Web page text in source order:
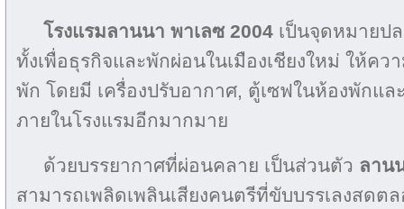
โรงแรมลานนา พาเลซ 2004 เป็นจุดหมายป
ทั้งเพื่อธุรกิจและพักผ่อนในเมืองเชียงใหม่ ให้คว
พัก โดยมี เครื่องปรับอากาศ, ตู้เซฟในห้องพักแ
ภายในโรงแรมอีกมากมาย
ด้วยบรรยากาศที่ผ่อนคลาย เป็นส่วนตัว ลาน
สามารถเพลิดเพลินเสียงคนตรีที่ขับบรรเลงสด